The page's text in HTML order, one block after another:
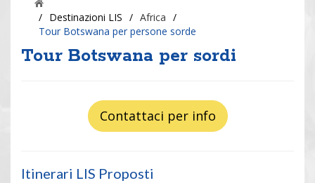
/ Destinazioni LIS / Africa /
Tour Botswana per persone sorde
Tour Botswana per sordi
Contattaci per info
Itinerari LIS Proposti